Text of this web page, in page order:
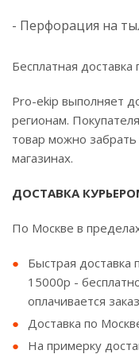
- Перфорация на
Бесплатная
Pro-ekip выполняет
регионам.
товар можно
магазинах.
ДОСТАВКА
По Москве в
Быстрая доставка
15000р -
оплачивается
Доставка по
На примерку